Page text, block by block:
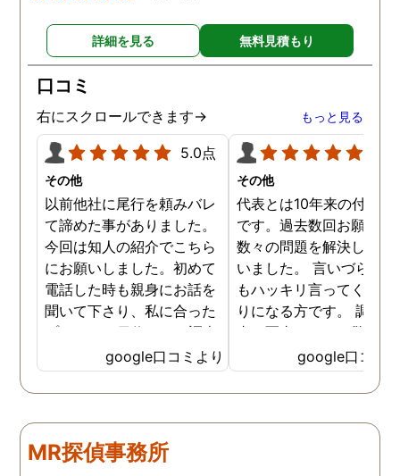
詳細を見る 無料見積もり
口コミ
右にスクロールできます→ もっと見る
5.0点
その他
以前他社に尾行を頼みバレ
て諦めた事がありました。
今回は知人の紹介でこちら
にお願いしました。初めて
電話した時も親身にお話を
聞いて下さり、私に合った
プランで15日位かけて調査
してもらいました。 噂通り
調査も細かく、こんな所ま
でしっかり撮ってくれたん
拠で旦那と今後の話しが早
く進みそうです。また結果
google口コミより
その他
代表とは10年来の付き合
です。過去数回お願いし
数々の問題を解決しても
いました。 言いづらい
もハッキリ言ってくれて
りになる方です。 調査
書の写真もいつも驚かさ
てどうやって撮ったのか
くと面白い話し聞かせて
れますね。 問題がない
google口コミ
MR探偵事務所